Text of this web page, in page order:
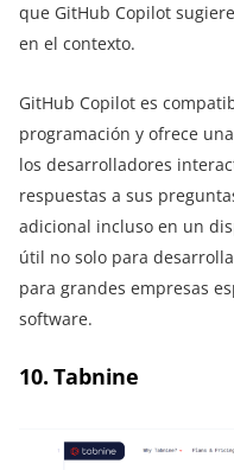
que GitHub Copilot
en el contexto.
GitHub Copilot es
programación y ofrece
los desarrolladores
respuestas a sus
adicional incluso en un
útil no solo para
para grandes empresas
software.
10. Tabnine